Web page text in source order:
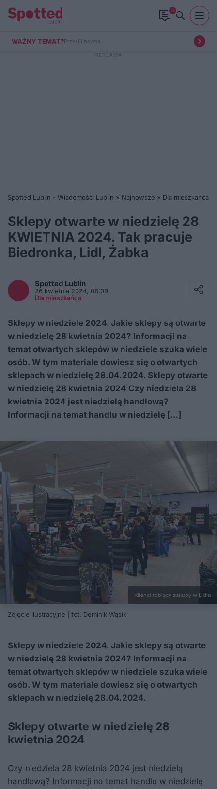
0
WAŻNY TEMAT?Prześlij newsa!
Spotted Lublin - Wiadomości Lublin » Najnowsze » Dla mieszkańca
Sklepy otwarte w niedzielę 28
KWIETNIA 2024. Tak pracuje
Biedronka, Lidl, Żabka
Spotted Lublin
26 kwietnia 2024, 08:09
Dla mieszkańca
Sklepy w niedziele 2024. Jakie sklepy są otwarte
w niedzielę 28 kwietnia 2024? Informacji na
temat otwartych sklepów w niedziele szuka wiele
osób. W tym materiale dowiesz się o otwartych
sklepach w niedzielę 28.04.2024. Sklepy otwarte
w niedzielę 28 kwietnia 2024 Czy niedziela 28
kwietnia 2024 jest niedzielą handlową?
Informacji na temat handlu w niedzielę […]
Klienci robiący zakupy w Lidlu
Zdjęcie ilustracyjne | fot. Dominik Wąsik
Sklepy w niedziele 2024. Jakie sklepy są otwarte
w niedzielę 28 kwietnia 2024? Informacji na
temat otwartych sklepów w niedziele szuka wiele
osób. W tym materiale dowiesz się o otwartych
sklepach w niedzielę 28.04.2024.
Sklepy otwarte w niedzielę 28
kwietnia 2024
Czy niedziela 28 kwietnia 2024 jest niedzielą
handlową? Informacji na temat handlu w niedzielę